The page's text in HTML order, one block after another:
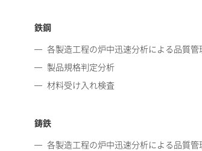
鉄鋼
各製造工程の炉中迅速分析による品質管
製品規格判定分析
材料受け入れ検査
鋳鉄
各製造工程の炉中迅速分析による品質管